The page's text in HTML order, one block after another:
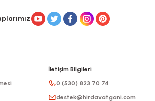
İletişim Bilgileri
0 (530) 823 70 74
destek@hirdavatgani.com